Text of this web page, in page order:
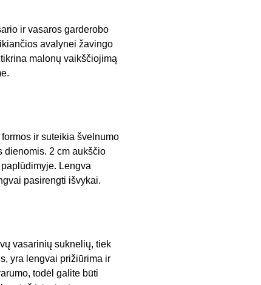
ir vasaros garderobo
avalynei žavingo
malonų vaikščiojimą
ir suteikia švelnumo
dienomis. 2 cm aukščio
Lengva
pasirengti išvykai.
vasarinių suknelių, tiek
yra lengvai prižiūrima ir
todėl galite būti